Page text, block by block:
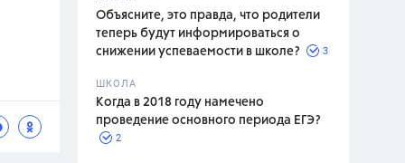
Объясните, это правда, что родители
теперь будут информироваться о
снижении успеваемости в школе?
3
ШКОЛА
Когда в 2018 году намечено
проведение основного периода ЕГЭ?
2